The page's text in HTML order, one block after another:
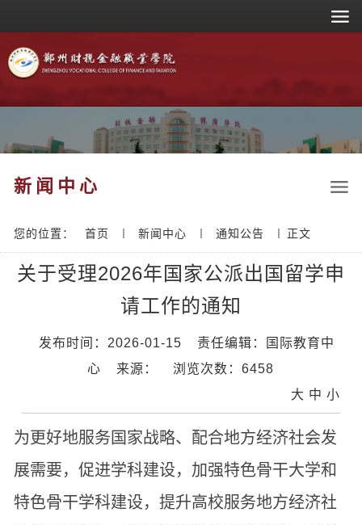
新闻中心
您的位置： 首页 新闻中心 通知公告 正文
关于受理2026年国家公派出国留学申
请工作的通知
发布时间：2026-01-15
责任编辑：国际教育中
心
来源： 浏览次数：6458
大 中 小
为更好地服务国家战略、配合地方经济社会发
展需要，促进学科建设，加强特色骨干大学和
特色骨干学科建设，提升高校服务地方经济社